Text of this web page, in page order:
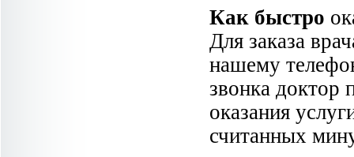
Как быстро
Для заказа
нашему
звонка доктор
оказания
считанных